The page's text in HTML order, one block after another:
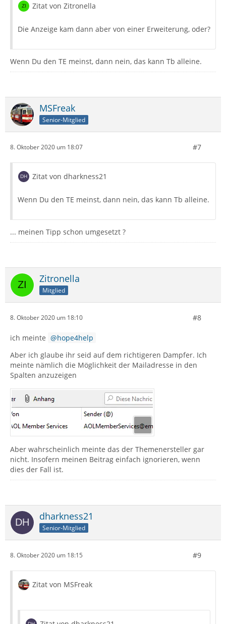
Zitat von Zitronella
Die Anzeige kam dann aber von einer Erweiterung, oder?
Wenn Du den TE meinst, dann nein, das kann Tb alleine.
MSFreak
Senior-Mitglied
8. Oktober 2020 um 18:07 #7
Zitat von dharkness21
Wenn Du den TE meinst, dann nein, das kann Tb alleine.
... meinen Tipp schon umgesetzt ?
Zitronella
Mitglied
8. Oktober 2020 um 18:10 #8
ich meinte
hope4help
Aber ich glaube ihr seid auf dem richtigeren Dampfer. Ich
meinte nämlich die Möglichkeit der Mailadresse in den
Spalten anzuzeigen
Aber wahrscheinlich meinte das der Themenersteller gar
nicht. Insofern meinen Beitrag einfach ignorieren, wenn
dies der Fall ist.
dharkness21
Senior-Mitglied
8. Oktober 2020 um 18:15 #9
Zitat von MSFreak